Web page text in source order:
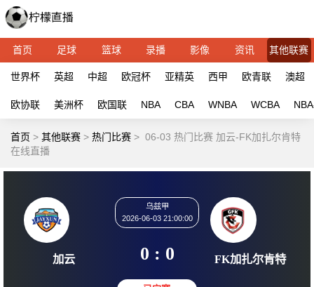
首页 足球 篮球 录播 影像 资讯 其他联赛
世界杯 英超 中超 欧冠杯 亚精英 西甲 欧青联 澳超
欧协联 美洲杯 欧国联 NBA CBA WNBA WCBA
首页 > 其他联赛 > 热门比赛 > 06-03 热门比赛 加云-FK加扎尔肯特
在线直播
2026-06-03 21:00:00